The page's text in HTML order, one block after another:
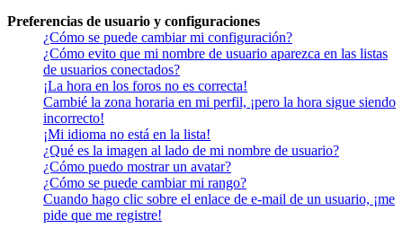
Preferencias de usuario y configuraciones
¿Cómo se puede cambiar mi configuración?
¿Cómo evito que mi nombre de usuario aparezca en las listas
de usuarios conectados?
¡La hora en los foros no es correcta!
Cambié la zona horaria en mi perfil, ¡pero la hora sigue siendo
incorrecto!
¡Mi idioma no está en la lista!
¿Qué es la imagen al lado de mi nombre de usuario?
¿Cómo puedo mostrar un avatar?
¿Cómo se puede cambiar mi rango?
Cuando hago clic sobre el enlace de e-mail de un usuario, ¡me
pide que me registre!